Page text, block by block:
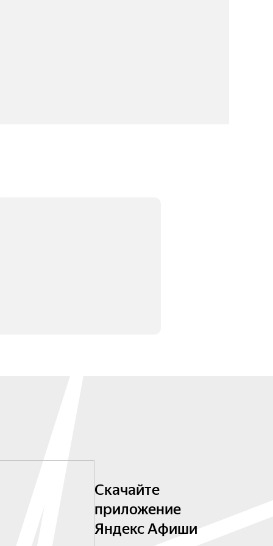
Скачайте
приложение
Яндекс Афиши